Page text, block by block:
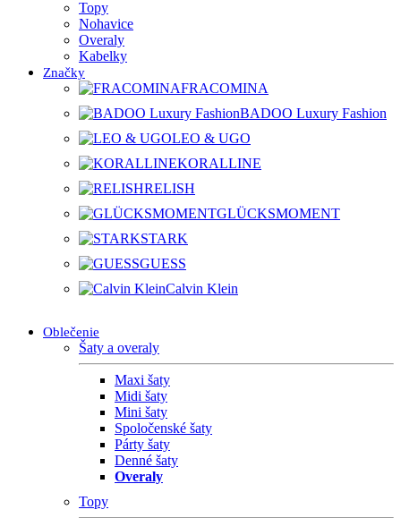
Topy
Nohavice
Overaly
Kabelky
Značky
FRACOMINA
BADOO Luxury Fashion
LEO & UGO
KORALLINE
RELISH
GLÜCKSMOMENT
STARK
GUESS
Calvin Klein
Oblečenie
Šaty a overaly
Maxi šaty
Midi šaty
Mini šaty
Spoločenské šaty
Párty šaty
Denné šaty
Overaly
Topy